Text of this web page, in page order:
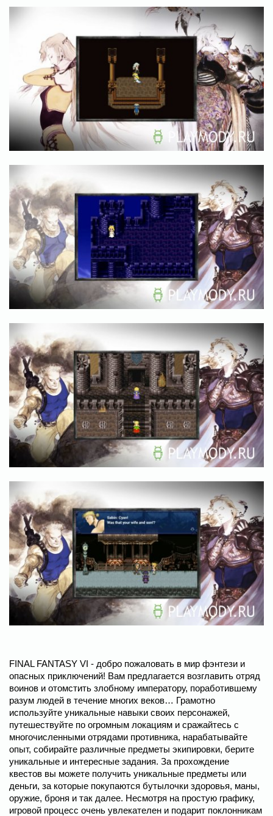
FINAL FANTASY VI - добро пожаловать в мир фэнтези и
опасных приключений! Вам предлагается возглавить отряд
воинов и отомстить злобному императору, поработившему
разум людей в течение многих веков… Грамотно
используйте уникальные навыки своих персонажей,
путешествуйте по огромным локациям и сражайтесь с
многочисленными отрядами противника, нарабатывайте
опыт, собирайте различные предметы экипировки, берите
уникальные и интересные задания. За прохождение
квестов вы можете получить уникальные предметы или
деньги, за которые покупаются бутылочки здоровья, маны,
оружие, броня и так далее. Несмотря на простую графику,
игровой процесс очень увлекателен и подарит поклонникам